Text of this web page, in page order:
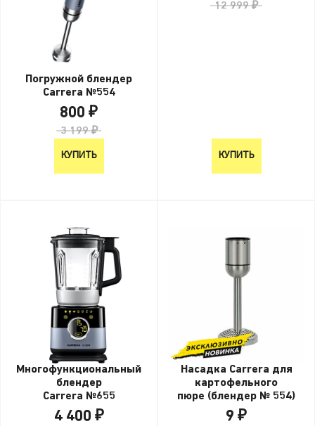
Погружной блендер
Carrera №554
800 ₽
3 199 ₽
КУПИТЬ
12 999 ₽
КУПИТЬ
Многофункциональный
блендер
Carrera №655
4 400 ₽
Насадка Carrera для
картофельного
пюре (блендер № 554)
9 ₽